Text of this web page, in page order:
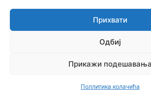
Прихвати
Одбиј
Прикажи подешавања
Поллитика колачића
Produkcijska grupa Mreža 2025 © All